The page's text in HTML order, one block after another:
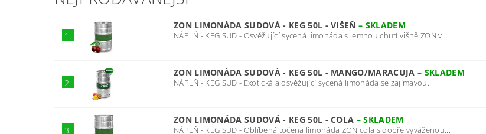
1.
ZON LIMONÁDA SUDOVÁ - KEG 50L - VIŠEŇ– SKLADEM
NÁPLŇ - KEG SUD - Osvěžující sycená limonáda s jemnou chutí višně ZON v...
2.
ZON LIMONÁDA SUDOVÁ - KEG 50L - MANGO/MARACUJA – SKLADEM
NÁPLŇ - KEG SUD - Exotická a osvěžující sycená limonáda se zajímavou...
3.
ZON LIMONÁDA SUDOVÁ - KEG 50L - COLA –SKLADEM
NÁPLŇ - KEG SUD - Oblíbená točená limonáda ZON cola s dobře vyváženou...